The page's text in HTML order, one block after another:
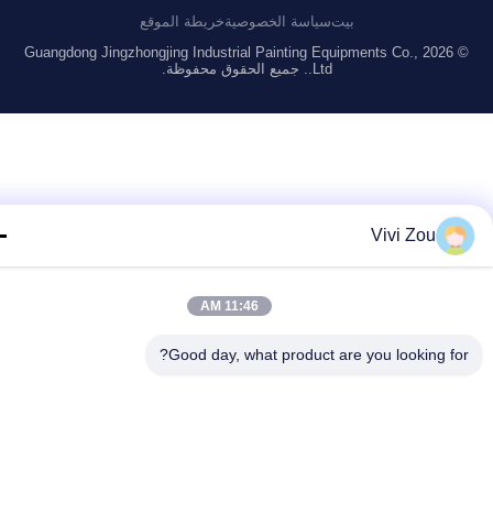
سياسة الخصوصيةخريطة الموقع
© 2026 Guangdong Jingzhongjing Industrial Painting Equipments Co.,
Vivi Zou
11:46 AM
Good day, what product are you looking